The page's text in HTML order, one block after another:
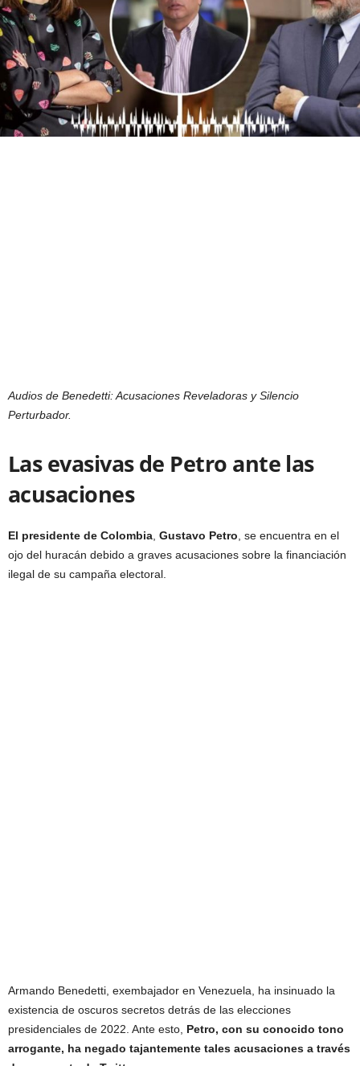
Audios de Benedetti: Acusaciones Reveladoras y Silencio
Perturbador.
Las evasivas de Petro ante las
acusaciones
El presidente de Colombia Gustavo Petro , se encuentra en el
ojo del huracán debido a graves acusaciones sobre la financiación
ilegal de su campaña electoral.
Armando Benedetti, exembajador en Venezuela, ha insinuado la
existencia de oscuros secretos detrás de las elecciones
presidenciales de 2022. Ante esto, Petro, con su conocido tono
arrogante, ha negado tajantemente tales acusaciones a través